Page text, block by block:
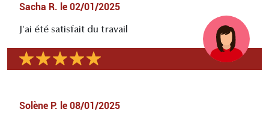
Sacha R. le 02/01/2025
J'ai été satisfait du travail
Solène P. le 08/01/2025